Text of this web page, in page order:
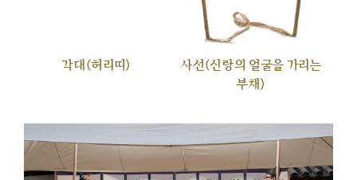
각대(허리띠)
사선(신랑의 얼굴을 가리는
부채)